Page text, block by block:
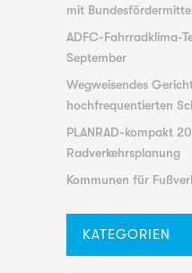
mit
ADFC-Fahrradklima-
September
Wegweisendes
hochfrequentierten
PLANRAD-kompakt
Radverkehrsplanung
Kommunen für
KATEGORIEN